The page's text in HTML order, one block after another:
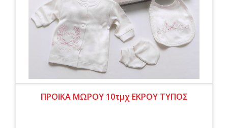
ΠΡΟΙΚΑ ΜΩΡΟΥ 10τμχ ΕΚΡΟΥ ΤΥΠΟΣ